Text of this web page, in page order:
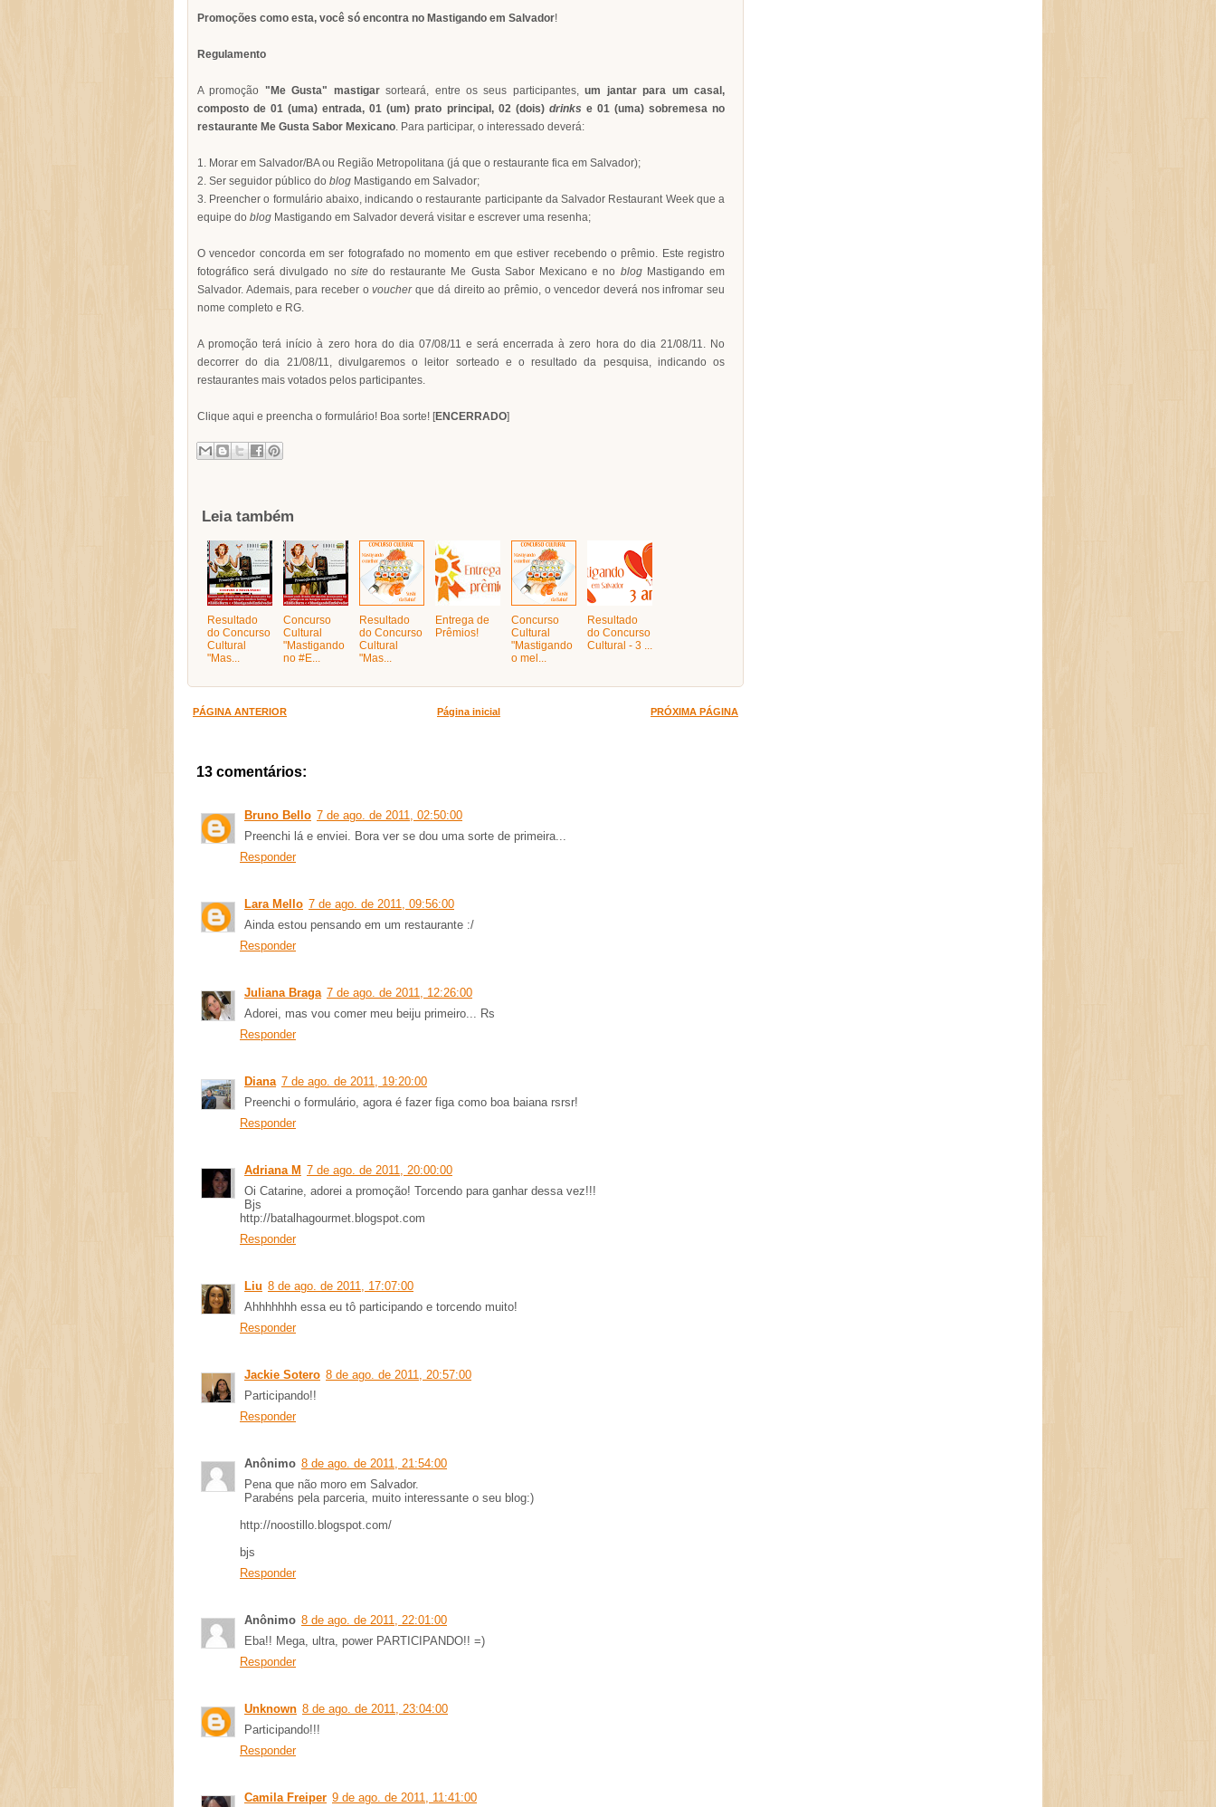
Promoções como esta, você só encontra no Mastigando em Salvador!
Regulamento
A promoção "Me Gusta" mastigarsorteará, entre os seus participantes,um jantar para um casal,
composto de 01 (uma) entrada, 01 (um) prato principal, 02 (dois) drinks e 01 (uma) sobremesa no
restaurante Me Gusta Sabor Mexicano. Para participar, o interessado deverá:
1. Morar em Salvador/BA ou Região Metropolitana (já que o restaurante fica em Salvador);
2. Ser seguidor público do blog Mastigando em Salvador;
3. Preencher o formulário abaixo, indicando o restaurante participante da Salvador Restaurant Week que a
equipe do blog Mastigando em Salvador deverá visitar e escrever uma resenha;
O vencedor concorda em ser fotografado no momento em que estiver recebendo o prêmio. Este registro
fotográfico será divulgado no sitedo restaurante Me Gusta Sabor Mexicano e no blogMastigando em
Salvador. Ademais, para receber ovoucherque dá direito ao prêmio, o vencedor deverá nos infromar seu
nome completo e RG.
A promoção terá início à zero hora do dia 07/08/11 e será encerrada à zero hora do dia 21/08/11. No
decorrer do dia 21/08/11, divulgaremos o leitor sorteado e o resultado da pesquisa, indicando os
restaurantes mais votados pelos participantes.
Clique aqui e preencha o formulário! Boa sorte! [ENCERRADO]
Leia também
Resultado
do Concurso
Cultural
"Mas...
Concurso
Cultural
"Mastigando
no #E...
Resultado
do Concurso
Cultural
"Mas...
Entrega de
Prêmios!
Concurso
Cultural
"Mastigando
o mel...
Resultado
do Concurso
Cultural - 3 ...
PÁGINA ANTERIOR PRÓXIMA PÁGINA
Página inicial
13 comentários:
Bruno Bello 7 de ago. de 2011, 02:50:00
Preenchi lá e enviei. Bora ver se dou uma sorte de primeira...
Responder
Lara Mello 7 de ago. de 2011, 09:56:00
Ainda estou pensando em um restaurante :/
Responder
Juliana Braga 7 de ago. de 2011, 12:26:00
Adorei, mas vou comer meu beiju primeiro... Rs
Responder
Diana 7 de ago. de 2011, 19:20:00
Preenchi o formulário, agora é fazer figa como boa baiana rsrsr!
Responder
Adriana M 7 de ago. de 2011, 20:00:00
Oi Catarine, adorei a promoção! Torcendo para ganhar dessa vez!!!
Bjs
http://batalhagourmet.blogspot.com
Responder
Liu 8 de ago. de 2011, 17:07:00
Ahhhhhhh essa eu tô participando e torcendo muito!
Responder
Jackie Sotero 8 de ago. de 2011, 20:57:00
Participando!!
Responder
Anônimo 8 de ago. de 2011, 21:54:00
Pena que não moro em Salvador.
Parabéns pela parceria, muito interessante o seu blog:)
http://noostillo.blogspot.com/
bjs
Responder
Anônimo 8 de ago. de 2011, 22:01:00
Eba!! Mega, ultra, power PARTICIPANDO!! =)
Responder
Unknown 8 de ago. de 2011, 23:04:00
Participando!!!
Responder
Camila Freiper 9 de ago. de 2011, 11:41:00